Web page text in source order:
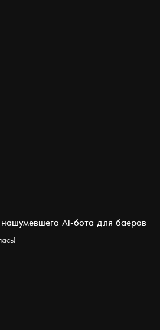
AI-бота для баеров